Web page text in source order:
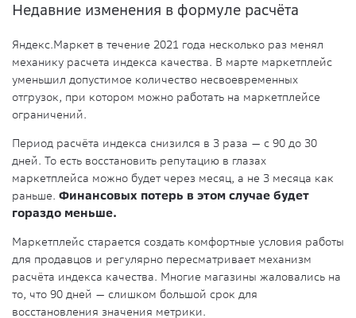
Недавние изменения в формуле расчёта
Яндекс.Маркет в течение 2021 года несколько раз менял
механику расчета индекса качества. В марте маркетплейс
уменьшил допустимое количество несвоевременных
отгрузок, при котором можно работать на маркетплейсе
ограничений.
Период расчёта индекса снизился в 3 раза — с 90 до 30
дней. То есть восстановить репутацию в глазах
маркетплейса можно будет через месяц, а не 3 месяца как
раньше. Финансовых потерь в этом случае будет
гораздо меньше.
Маркетплейс старается создать комфортные условия работы
для продавцов и регулярно пересматривает механизм
расчёта индекса качества. Многие магазины жаловались на
то, что 90 дней — слишком большой срок для
восстановления значения метрики.